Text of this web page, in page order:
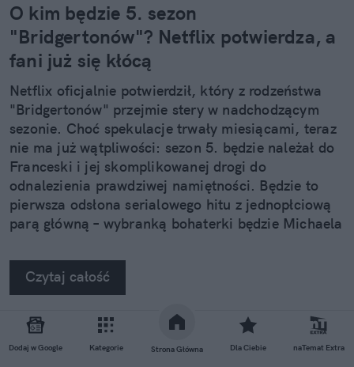
Dodaj w Google Kategorie Strona Główna Dla Ciebie naTemat Extra
O kim będzie 5. sezon
"Bridgertonów"? Netflix potwierdza, a
fani już się kłócą
Netflix oficjalnie potwierdził, który z rodzeństwa
"Bridgertonów" przejmie stery w nadchodzącym
sezonie. Choć spekulacje trwały miesiącami, teraz
nie ma już wątpliwości: sezon 5. będzie należał do
Franceski i jej skomplikowanej drogi do
odnalezienia prawdziwej namiętności. Będzie to
pierwsza odsłona serialowego hitu z jednopłciową
parą główną – wybranką bohaterki będzie Michaela
Czytaj całość